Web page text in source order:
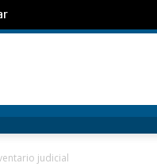
judicial